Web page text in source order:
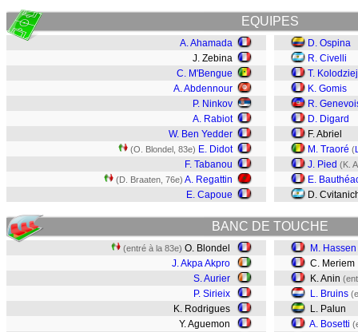
EQUIPES
A. Ahamada
J. Zebina
C. M'Bengue
A. Abdennour
P. Ninkov
A. Rabiot
W. Ben Yedder
(O. Blondel, 83e) E. Didot
F. Tabanou
(D. Braaten, 76e) A. Regattin
E. Capoue
D. Ospina
R. Civelli
T.
K. Gomis
R.
D. Digard
F. Abriel
M. Traoré (
J. Pied (K.
E.
D.
BANC DE TOUCHE
(entré à la 83e) O. Blondel
J. Akpa Akpro
S. Aurier
P. Sirieix
K. Rodrigues
Y. Aguemon
M. Hassen
C. Meriem
K. Anin
L. Bruins
L. Palun
A. Bosetti